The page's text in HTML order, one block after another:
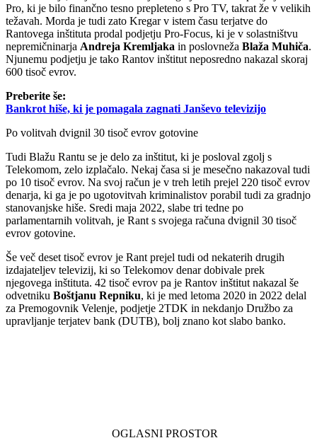
Pro, ki je bilo finančno tesno prepleteno s Pro TV, takrat že v velikih
težavah. Morda je tudi zato Kregar v istem času terjatve do
Rantovega inštituta prodal podjetju Pro-Focus, ki je v solastništvu
nepremičninarja Andreja Kremljaka in poslovneža Blaža Muhiča.
Njunemu podjetju je tako Rantov inštitut neposredno nakazal skoraj
600 tisoč evrov.
Preberite še:
Bankrot hiše, ki je pomagala zagnati Janševo televizijo
Po volitvah dvignil 30 tisoč evrov gotovine
Tudi Blažu Rantu se je delo za inštitut, ki je posloval zgolj s
Telekomom, zelo izplačalo. Nekaj časa si je mesečno nakazoval tudi
po 10 tisoč evrov. Na svoj račun je v treh letih prejel 220 tisoč evrov
denarja, ki ga je po ugotovitvah kriminalistov porabil tudi za gradnjo
stanovanjske hiše. Sredi maja 2022, slabe tri tedne po
parlamentarnih volitvah, je Rant s svojega računa dvignil 30 tisoč
evrov gotovine.
Še več deset tisoč evrov je Rant prejel tudi od nekaterih drugih
izdajateljev televizij, ki so Telekomov denar dobivale prek
njegovega inštituta. 42 tisoč evrov pa je Rantov inštitut nakazal še
odvetniku Boštjanu Repniku, ki je med letoma 2020 in 2022 delal
za Premogovnik Velenje, podjetje 2TDK in nekdanjo Družbo za
upravljanje terjatev bank (DUTB), bolj znano kot slabo banko.